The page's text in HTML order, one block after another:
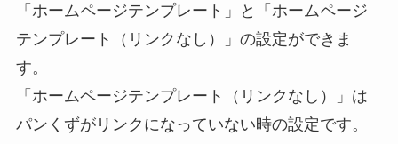
「ホームページテンプレート」と「ホームページ
テンプレート（リンクなし）」の設定ができま
す。
「ホームページテンプレート（リンクなし）」は
パンくずがリンクになっていない時の設定です。